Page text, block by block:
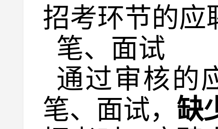
招考环节的应
笔、面试
通过审核的
笔、面试， 缺